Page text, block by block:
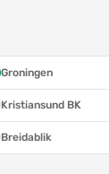
Groningen
Kristiansund BK
Breidablik